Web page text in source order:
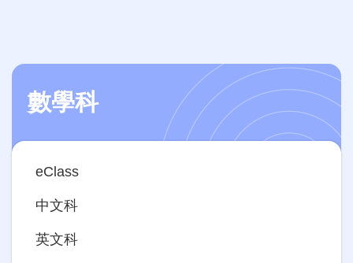
數學科
Main
navigation
eClass
中文科
英文科